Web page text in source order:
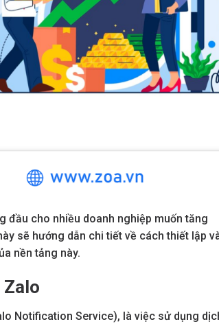
đầu cho nhiều doanh nghiệp muốn tăng
sẽ hướng dẫn chi tiết về cách thiết lập
nền tảng này.
Zalo
Notification Service), là việc sử dụng